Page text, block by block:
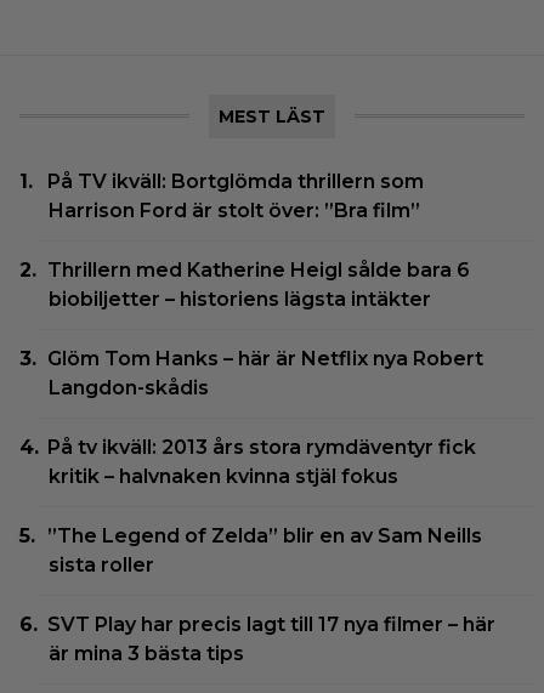
MEST LÄST
På TV ikväll: Bortglömda thrillern som
Harrison Ford är stolt över: ”Bra film”
Thrillern med Katherine Heigl sålde bara 6
biobiljetter – historiens lägsta intäkter
Glöm Tom Hanks – här är Netflix nya Robert
Langdon-skådis
På tv ikväll: 2013 års stora rymdäventyr fick
kritik – halvnaken kvinna stjäl fokus
”The Legend of Zelda” blir en av Sam Neills
sista roller
SVT Play har precis lagt till 17 nya filmer – här
är mina 3 bästa tips